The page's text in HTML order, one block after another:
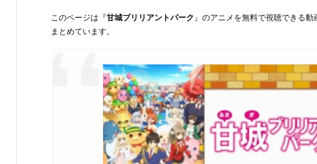
このページは『甘城ブリリアントパーク 』のアニメを無料で視聴できる
まとめています。